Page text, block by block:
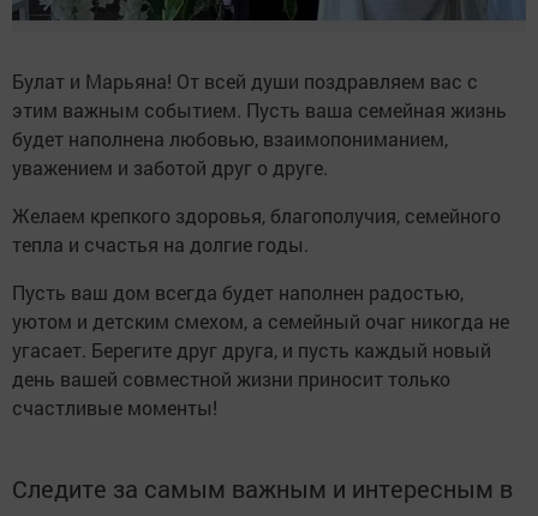
Булат и Марьяна! От всей души поздравляем вас с
этим важным событием. Пусть ваша семейная жизнь
будет наполнена любовью, взаимопониманием,
уважением и заботой друг о друге.
Желаем крепкого здоровья, благополучия, семейного
тепла и счастья на долгие годы.
Пусть ваш дом всегда будет наполнен радостью,
уютом и детским смехом, а семейный очаг никогда не
угасает. Берегите друг друга, и пусть каждый новый
день вашей совместной жизни приносит только
счастливые моменты!
Следите за самым важным и интересным в